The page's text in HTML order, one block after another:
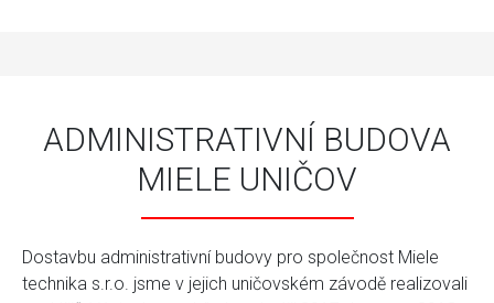
ADMINISTRATIVNÍ BUDOVA
MIELE UNIČOV
Dostavbu administrativní budovy pro společnost Miele
technika s.r.o. jsme v jejich uničovském závodě realizovali